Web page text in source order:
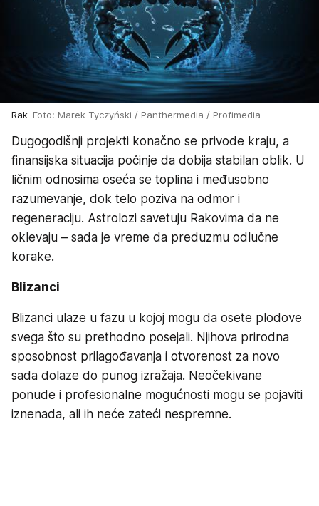
Rak Foto: Marek Tyczyński / Panthermedia / Profimedia
Dugogodišnji projekti konačno se privode kraju, a
finansijska situacija počinje da dobija stabilan oblik. U
ličnim odnosima oseća se toplina i međusobno
razumevanje, dok telo poziva na odmor i
regeneraciju. Astrolozi savetuju Rakovima da ne
oklevaju – sada je vreme da preduzmu odlučne
korake.
Blizanci
Blizanci ulaze u fazu u kojoj mogu da osete plodove
svega što su prethodno posejali. Njihova prirodna
sposobnost prilagođavanja i otvorenost za novo
sada dolaze do punog izražaja. Neočekivane
ponude i profesionalne mogućnosti mogu se pojaviti
iznenada, ali ih neće zateći nespremne.